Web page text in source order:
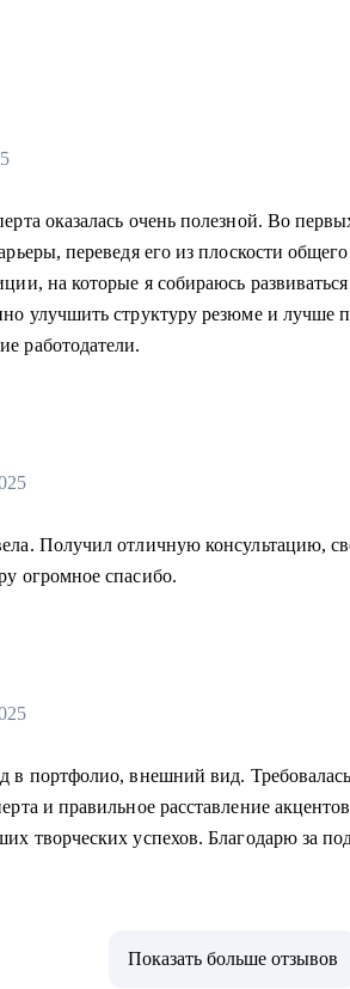
оказалась очень полезной. Во
переведя его из плоскости
на которые я собираюсь
улучшить структуру резюме и лучше
работодатели.
Получил отличную консультацию,
огромное спасибо.
в портфолио, внешний вид.
и правильное расставление
творческих успехов. Благодарю за
Показать больше отзывов